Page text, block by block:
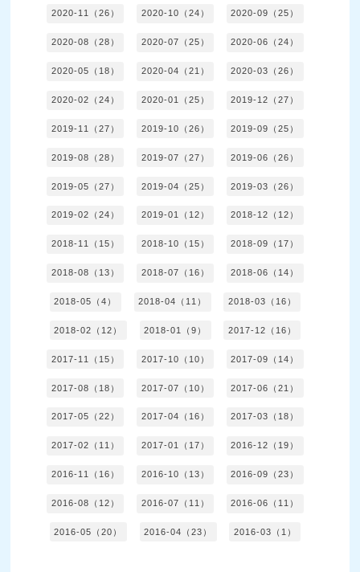
2020-11（26） 2020-10（24） 2020-09（25）
2020-08（28） 2020-07（25） 2020-06（24）
2020-05（18） 2020-04（21） 2020-03（26）
2020-02（24） 2020-01（25） 2019-12（27）
2019-11（27） 2019-10（26） 2019-09（25）
2019-08（28） 2019-07（27） 2019-06（26）
2019-05（27） 2019-04（25） 2019-03（26）
2019-02（24） 2019-01（12） 2018-12（12）
2018-11（15） 2018-10（15） 2018-09（17）
2018-08（13） 2018-07（16） 2018-06（14）
2018-05（4） 2018-04（11） 2018-03（16）
2018-02（12） 2018-01（9） 2017-12（16）
2017-11（15） 2017-10（10） 2017-09（14）
2017-08（18） 2017-07（10） 2017-06（21）
2017-05（22） 2017-04（16） 2017-03（18）
2017-02（11） 2017-01（17） 2016-12（19）
2016-11（16） 2016-10（13） 2016-09（23）
2016-08（12） 2016-07（11） 2016-06（11）
2016-05（20） 2016-04（23） 2016-03（1）